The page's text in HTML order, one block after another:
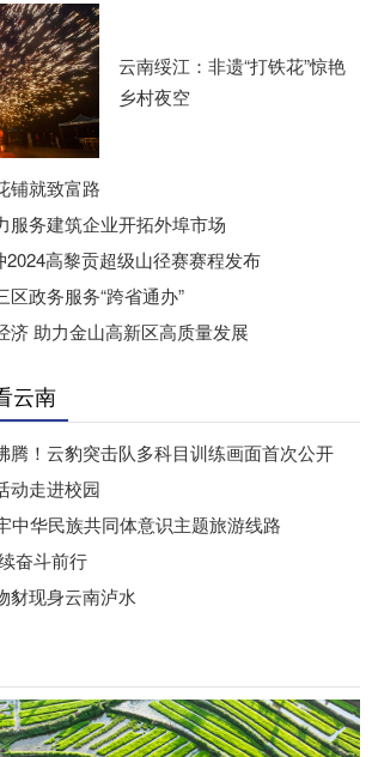
云南绥江：非遗“打铁花”惊艳
乡村夜空
铺就致富路
服务建筑企业开拓外埠市场
2024高黎贡超级山径赛赛程发布
政务服务“跨省通办”
济 助力金山高新区高质量发展
云南
腾！云豹突击队多科目训练画面首次公开
动走进校园
中华民族共同体意识主题旅游线路
奋斗前行
豺现身云南泸水